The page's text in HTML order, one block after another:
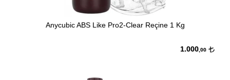
Anycubic ABS Like Pro2-Clear Reçine 1 Kg
1.000 ,00